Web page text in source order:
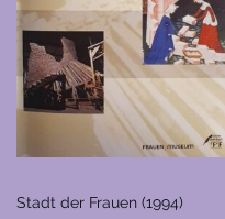
Stadt der Frauen (1994)